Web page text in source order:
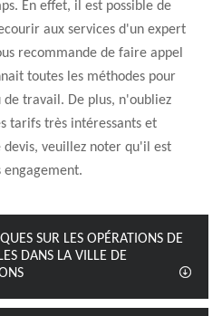
En effet, il est possible de
aux services d'un expert
recommande de faire appel
toutes les méthodes pour
travail. De plus, n'oubliez
tarifs très intéressants et
devis, veuillez noter qu'il est
SUR LES OPÉRATIONS DE
DANS LA VILLE DE